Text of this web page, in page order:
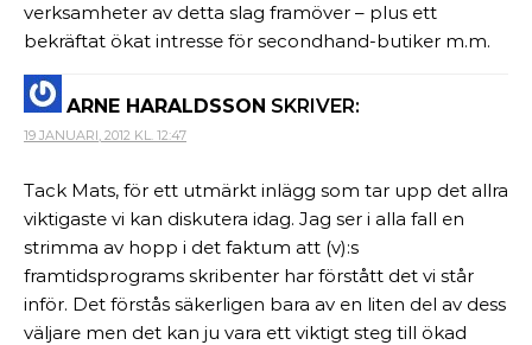
verksamheter av detta slag framöver – plus ett
bekräftat ökat intresse för secondhand-butiker m.m.
ARNE HARALDSSON SKRIVER:
19 JANUARI, 2012 KL. 12:47
Tack Mats, för ett utmärkt inlägg som tar upp det allra
viktigaste vi kan diskutera idag. Jag ser i alla fall en
strimma av hopp i det faktum att (v):s
framtidsprograms skribenter har förstått det vi står
inför. Det förstås säkerligen bara av en liten del av dess
väljare men det kan ju vara ett viktigt steg till ökad